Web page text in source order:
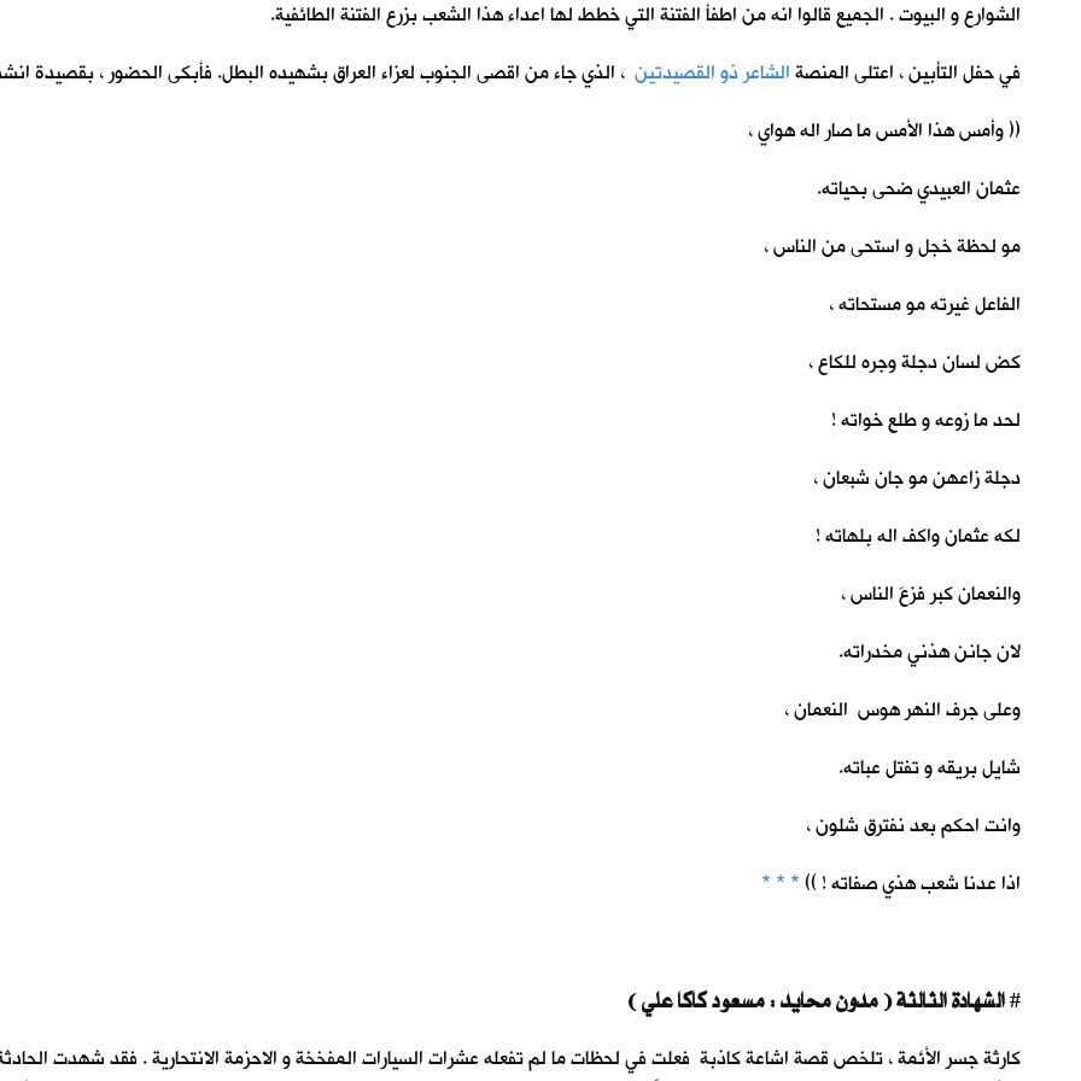
الشوارع و البيوت . الجميع قالوا انه من اطفأ الفتنة التي خطط لها اعداء هذا الشعب بزرع الفتنة الطائفية.
في حفل التأبين ، اعتلى المنصةالشاعر ذو القصيدتين ، الذي جاء من اقصى الجنوب لعزاء العراق بشهيده البطل. فأبكى الحضور ، بقصيدة
(( وأمس هذا الأمس ما صار اله هواي ،
عثمان العبيدي ضحى بحياته.
مو لحظة خجل و استحى من الناس ،
الفاعل غيرته مو مستحاته ،
كض لسان دجلة وجره للكاع ،
لحد ما زوعه و طلع خواته !
دجلة زاعهن مو جان شبعان ،
لكه عثمان واكف اله بلهاته !
والنعمان كبر فزعَ الناس ،
لان جانن هذني مخدراته.
وعلى جرف النهر هوس النعمان ،
شايل بريقه و تفتل عباته.
وانت احكم بعد نفترق شلون ،
اذا عدنا شعب هذي صفاته ! ))* * *
# الشهادة الثالثة ( مدون محايد : مسعود كاكا علي )
كارثة جسر الأئمة ، تلخص قصة اشاعة كاذبة فعلت في لحظات ما لم تفعله عشرات السيارات المفخخة و الاحزمة الانتحارية . فقد شهدت